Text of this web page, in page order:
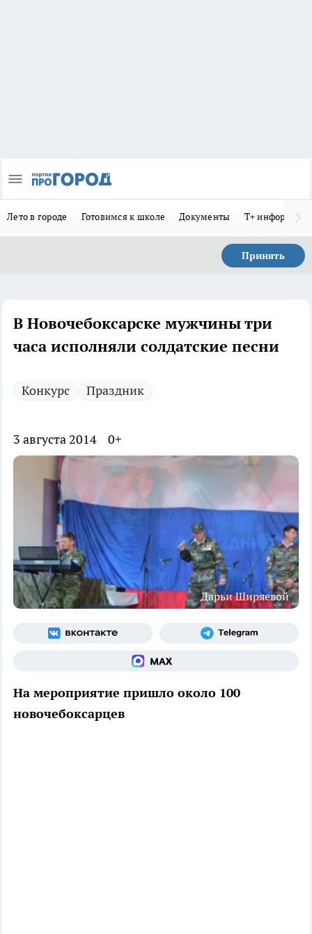
Лето в городе Готовимся к школе Документы Т+
Принять
В Новочебоксарске мужчины три
часа исполняли солдатские песни
Конкурс Праздник
3 августа 2014 0+
Дарьи Ширяевой
На мероприятие пришло около 100
новочебоксарцев